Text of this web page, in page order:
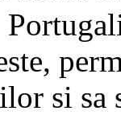
si sa